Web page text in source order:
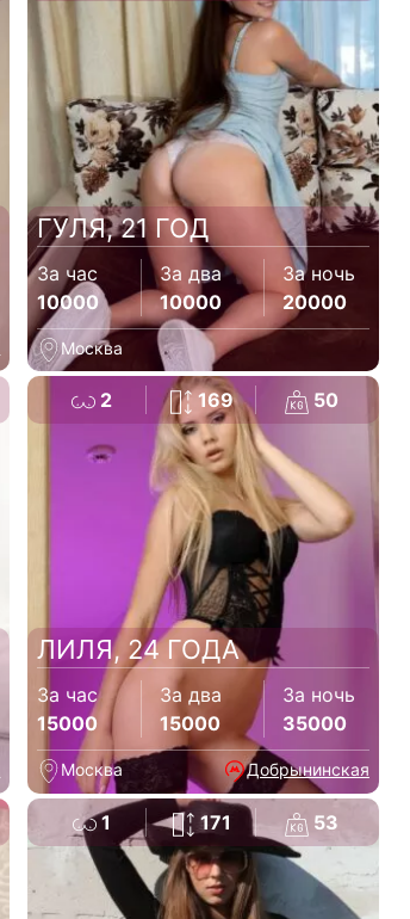
ГУЛЯ, 21 ГОД
За час
10000
За два
10000
За ночь
20000
Москва
2 169 50
ЛИЛЯ, 24 ГОДА
За час
15000
За два
15000
За ночь
35000
Москва Добрынинская
1 171 53